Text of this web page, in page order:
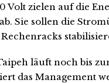
Volt zielen auf die
Sie sollen die
läuft noch bis
das Management